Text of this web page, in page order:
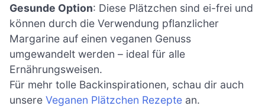
Gesunde Option: Diese Plätzchen sind ei-frei und
können durch die Verwendung pflanzlicher
Margarine auf einen veganen Genuss
umgewandelt werden – ideal für alle
Ernährungsweisen.
Für mehr tolle Backinspirationen, schau dir auch
unsere Veganen Plätzchen Rezepte an.